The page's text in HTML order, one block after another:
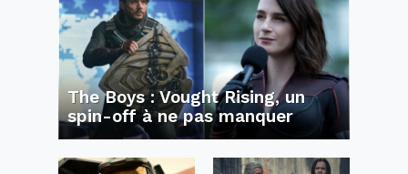
The Boys : Vought Rising, un
spin-off à ne pas manquer